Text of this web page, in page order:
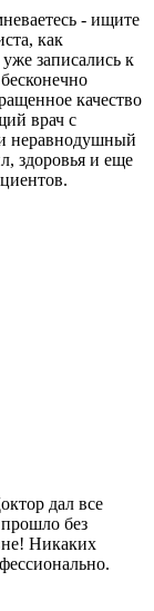
- ищите
как
записались к
качество
врач с
неравнодушный
здоровья и еще
дал все
без
Никаких